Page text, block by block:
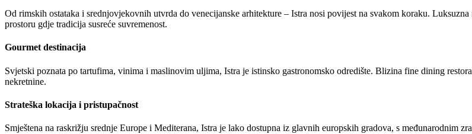
Od rimskih ostataka i srednjovjekovnih utvrda do venecijanske arhitekture – Istra nosi povijest na svakom koraku.
prostoru gdje tradicija susreće suvremenost.
Gourmet destinacija
Svjetski poznata po tartufima, vinima i maslinovim uljima, Istra je istinsko gastronomsko odredište. Blizina fine dining
nekretnine.
Strateška lokacija i pristupačnost
Smještena na raskrižju srednje Europe i Mediterana, Istra je lako dostupna iz glavnih europskih gradova, s međunarodnim